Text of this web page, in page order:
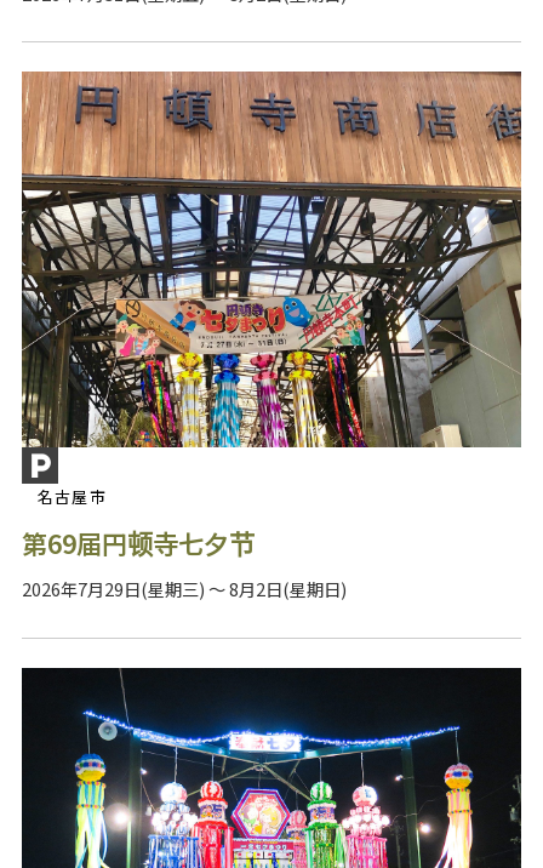
名古屋市
第69届円顿寺七夕节
2026年7月29日(星期三) ～ 8月2日(星期日)